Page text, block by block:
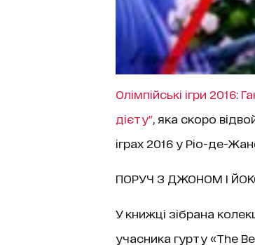
Олімпійські ігри 2016:
дієту", яка скоро
іграх 2016 у Ріо-де-
ПОРУЧ З ДЖОНОМ І
У книжці зібрана
учасника гурту «The